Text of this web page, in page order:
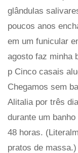
glândulas
poucos anos
em um funicular
agosto faz minha
p Cinco casais
Chegamos sem
Alitalia por três
durante um
48 horas.
pratos de massa.)